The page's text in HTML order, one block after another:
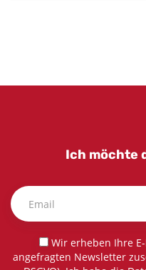
Ich möchte
Wir erheben Ihre
angefragten Newsletter